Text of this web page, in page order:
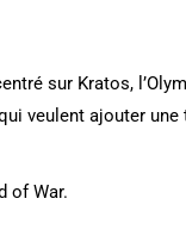
sur Kratos,
veulent ajouter une
of War.